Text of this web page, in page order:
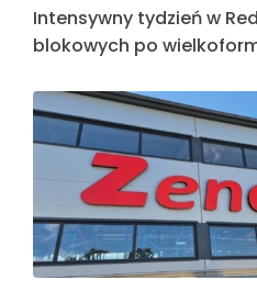
Intensywny tydzień w
blokowych po